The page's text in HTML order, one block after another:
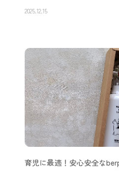
2025.12.15
育児に最適！安心安全な